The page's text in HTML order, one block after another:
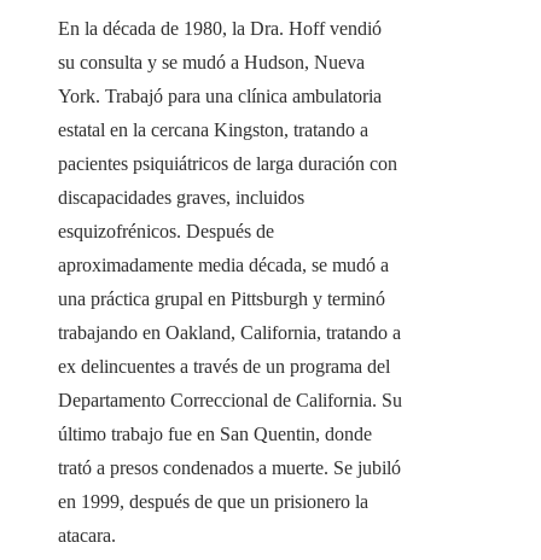
En la década de 1980, la Dra. Hoff vendió
su consulta y se mudó a Hudson, Nueva
York. Trabajó para una clínica ambulatoria
estatal en la cercana Kingston, tratando a
pacientes psiquiátricos de larga duración con
discapacidades graves, incluidos
esquizofrénicos. Después de
aproximadamente media década, se mudó a
una práctica grupal en Pittsburgh y terminó
trabajando en Oakland, California, tratando a
ex delincuentes a través de un programa del
Departamento Correccional de California. Su
último trabajo fue en San Quentin, donde
trató a presos condenados a muerte. Se jubiló
en 1999, después de que un prisionero la
atacara.